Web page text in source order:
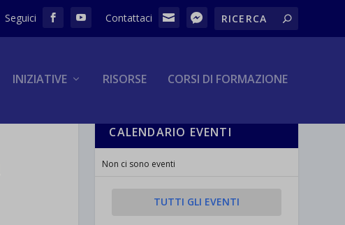
INIZIATIVE RISORSE CORSI DI FORMAZIONE
CALENDARIO EVENTI
Non ci sono eventi
TUTTI GLI EVENTI